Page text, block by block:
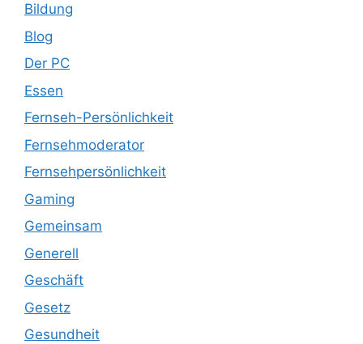
Bildung
Blog
Der PC
Essen
Fernseh-Persönlichkeit
Fernsehmoderator
Fernsehpersönlichkeit
Gaming
Gemeinsam
Generell
Geschäft
Gesetz
Gesundheit